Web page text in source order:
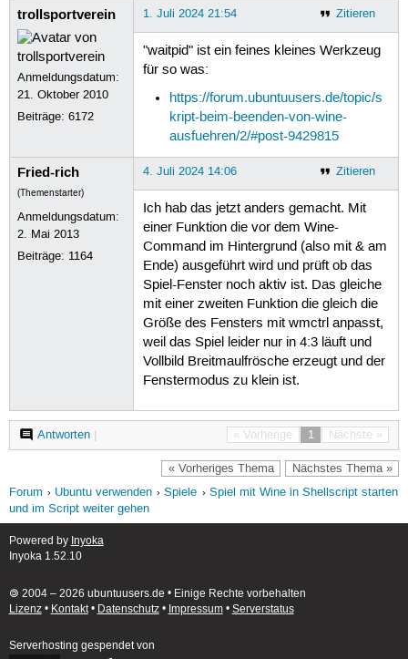
trollsportverein
Anmeldungsdatum:
21. Oktober 2010
Beiträge:6172
Zitieren
1. Juli 2024 21:54
"waitpid" ist ein feines kleines Werkzeug
für so was:
https://forum.ubuntuusers.de/topic/s
kript-beim-beenden-von-wine-
ausfuehren/2/#post-9429815
Fried-rich
(Themenstarter)
Anmeldungsdatum:
2. Mai 2013
Beiträge: 1164
Zitieren
4. Juli 2024 14:06
Ich hab das jetzt anders gemacht. Mit
einer Funktion die vor dem Wine-
Command im Hintergrund (also mit & am
Ende) ausgeführt wird und prüft ob das
Spiel-Fenster noch aktiv ist. Das gleiche
mit einer zweiten Funktion die gleich die
Größe des Fensters mit wmctrl anpasst,
weil das Spiel leider nur in 4:3 läuft und
Vollbild Breitmaulfrösche erzeugt und der
Fenstermodus zu klein ist.
« Vorherige 1 Nächste »
Antworten|
« Vorheriges Thema Nächstes Thema »
Forum Ubuntu verwenden Spiele
Spiel mit Wine in Shellscript starten
und im Script weiter gehen
Powered by Inyoka
Inyoka 1.52.10
🄯 2004 – 2026 ubuntuusers.de • Einige Rechte vorbehalten
Lizenz• Kontakt• Datenschutz• Impressum• Serverstatus
Serverhosting gespendet von